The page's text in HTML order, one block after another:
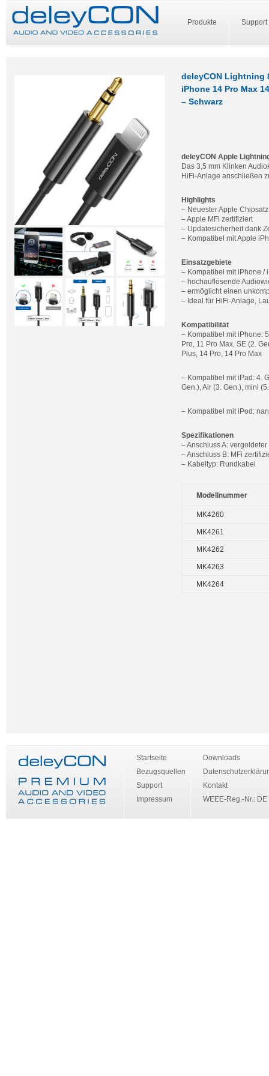
Produkte Support
deleyCON Lightning
iPhone 14 Pro Max
– Schwarz
deleyCON Apple
Das 3,5 mm Klinken
HiFi-Anlage anschließen
Highlights
– Neuester Apple
– Apple MFi zertifiziert
– Updatesicherheit dank
– Kompatibel mit Apple
Einsatzgebiete
– Kompatibel mit iPhone /
– hochauflösende
– ermöglicht einen
– Ideal für HiFi-Anlage,
Kompatibilität
– Kompatibel mit iPhone:
Pro, 11 Pro Max, SE (2.
Plus, 14 Pro, 14 Pro Max
– Kompatibel mit iPad: 4.
Gen.), Air (3. Gen.), mini
– Kompatibel mit iPod:
Spezifikationen
– Anschluss A:
– Anschluss B: MFi
– Kabeltyp: Rundkabel
Modellnummer
MK4260
MK4261
MK4262
MK4263
MK4264
Startseite
Bezugsquellen
Support
Impressum
Downloads
Kontakt
WEEE-Reg.-Nr.: